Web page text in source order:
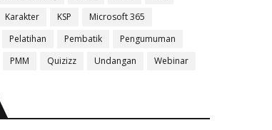
Karakter KSP
Microsoft 365
Pelatihan Pembatik
Pengumuman
PMM Quizizz Undangan Webinar